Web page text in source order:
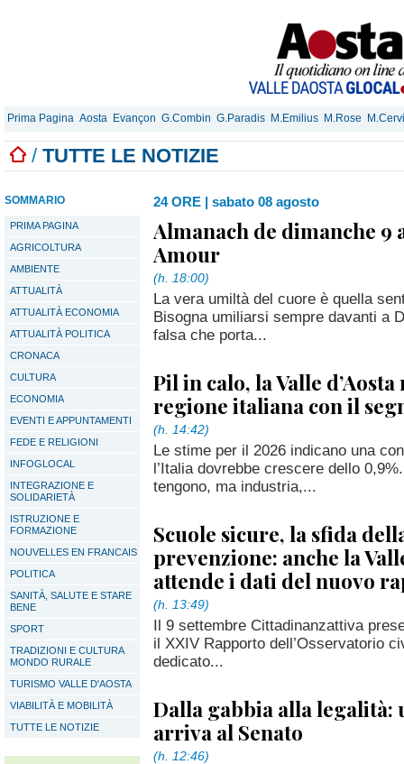
Prima Pagina Aosta Evançon G.Combin G.Paradis M.Emilius M.Rose
/ TUTTE LE NOTIZIE
SOMMARIO
PRIMA PAGINA
AGRICOLTURA
AMBIENTE
ATTUALITÀ
ATTUALITÀ ECONOMIA
ATTUALITÀ POLITICA
CRONACA
CULTURA
ECONOMIA
EVENTI E APPUNTAMENTI
FEDE E RELIGIONI
INFOGLOCAL
INTEGRAZIONE E
SOLIDARIETÀ
ISTRUZIONE E
FORMAZIONE
NOUVELLES EN FRANCAIS
POLITICA
SANITÀ, SALUTE E STARE
BENE
SPORT
TRADIZIONI E CULTURA
MONDO RURALE
TURISMO VALLE D'AOSTA
VIABILITÀ E MOBILITÀ
TUTTE LE NOTIZIE
24 ORE | sabato 08 agosto
Almanach de dimanche 9
Amour
(h. 18:00)
La vera umiltà del cuore è quella
Bisogna umiliarsi sempre davanti a
falsa che porta...
Pil in calo, la Valle d’Aosta
regione italiana con il
(h. 14:42)
Le stime per il 2026 indicano una
l’Italia dovrebbe crescere dello
tengono, ma industria,...
Scuole sicure, la sfida
prevenzione: anche la
attende i dati del nuovo
(h. 13:49)
Il 9 settembre Cittadinanzattiva
il XXIV Rapporto dell’Osservatorio
dedicato...
Dalla gabbia alla legalità:
arriva al Senato
(h. 12:46)